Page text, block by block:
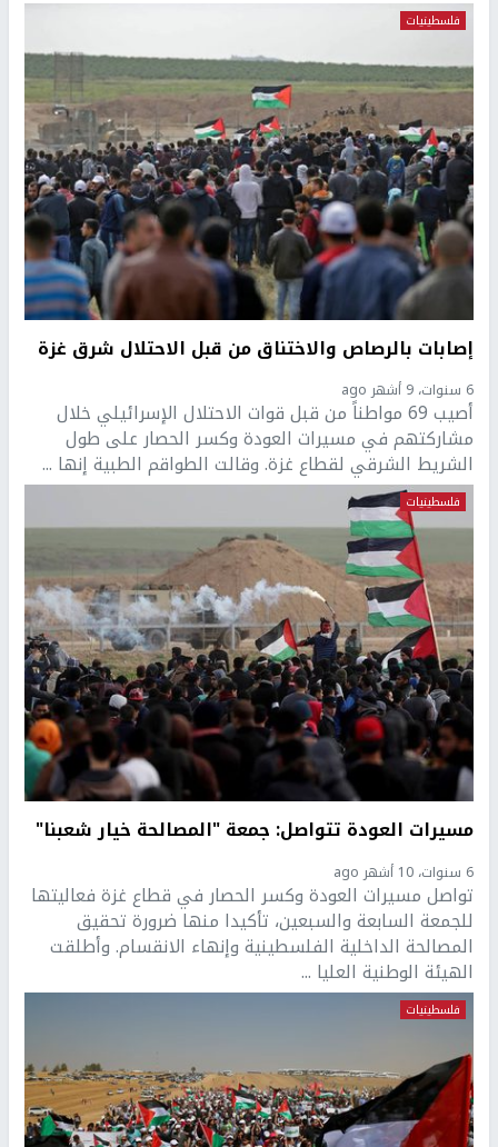
فلسطينيات
إصابات بالرصاص والاختناق من قبل الاحتلال شرق غزة
6 سنوات، 9 أشهر ago
أصيب 69 مواطناً من قبل قوات الاحتلال الإسرائيلي خلال
مشاركتهم في مسيرات العودة وكسر الحصار على طول
الشريط الشرقي لقطاع غزة. وقالت الطواقم الطبية إنها ...
فلسطينيات
مسيرات العودة تتواصل: جمعة "المصالحة خيار شعبنا"
6 سنوات، 10 أشهر ago
تواصل مسيرات العودة وكسر الحصار في قطاع غزة فعاليتها
للجمعة السابعة والسبعين، تأكيدا منها ضرورة تحقيق
المصالحة الداخلية الفلسطينية وإنهاء الانقسام. وأطلقت
الهيئة الوطنية العليا ...
فلسطينيات